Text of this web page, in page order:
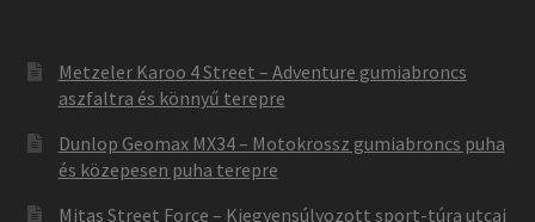
Metzeler Karoo 4 Street – Adventure gumiabroncs
aszfaltra és könnyű terepre
Dunlop Geomax MX34 – Motokrossz gumiabroncs puha
és közepesen puha terepre
Mitas Street Force – Kiegyensúlyozott sport-túra utcai